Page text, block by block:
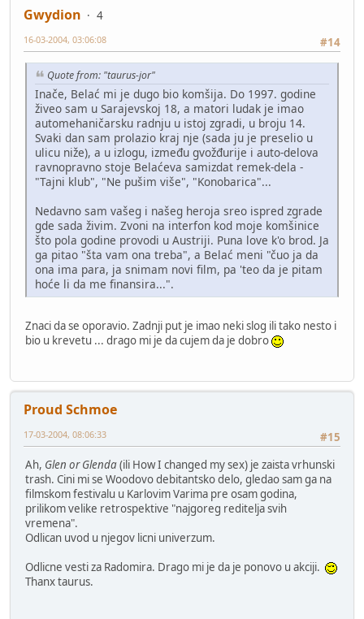
Gwydion
4
#14
16-03-2004, 03:06:08
Quote from: "taurus-jor"
Inače, Belać mi je dugo bio komšija. Do 1997. godine
živeo sam u Sarajevskoj 18, a matori ludak je imao
automehaničarsku radnju u istoj zgradi, u broju 14.
Svaki dan sam prolazio kraj nje (sada ju je preselio u
ulicu niže), a u izlogu, između gvožđurije i auto-delova
ravnopravno stoje Belaćeva samizdat remek-dela -
"Tajni klub", "Ne pušim više", "Konobarica"...
Nedavno sam vašeg i našeg heroja sreo ispred zgrade
gde sada živim. Zvoni na interfon kod moje komšinice
što pola godine provodi u Austriji. Puna love k'o brod. Ja
ga pitao "šta vam ona treba", a Belać meni "čuo ja da
ona ima para, ja snimam novi film, pa 'teo da je pitam
hoće li da me finansira...".
Znaci da se oporavio. Zadnji put je imao neki slog ili tako nesto i
bio u krevetu ... drago mi je da cujem da je dobro
Proud Schmoe
#15
17-03-2004, 08:06:33
Ah, Glen or Glenda(ili How I changed my sex) je zaista vrhunski
trash. Cini mi se Woodovo debitantsko delo, gledao sam ga na
filmskom festivalu u Karlovim Varima pre osam godina,
prilikom velike retrospektive "najgoreg reditelja svih
vremena".
Odlican uvod u njegov licni univerzum.
Odlicne vesti za Radomira. Drago mi je da je ponovo u akciji.
Thanx taurus.